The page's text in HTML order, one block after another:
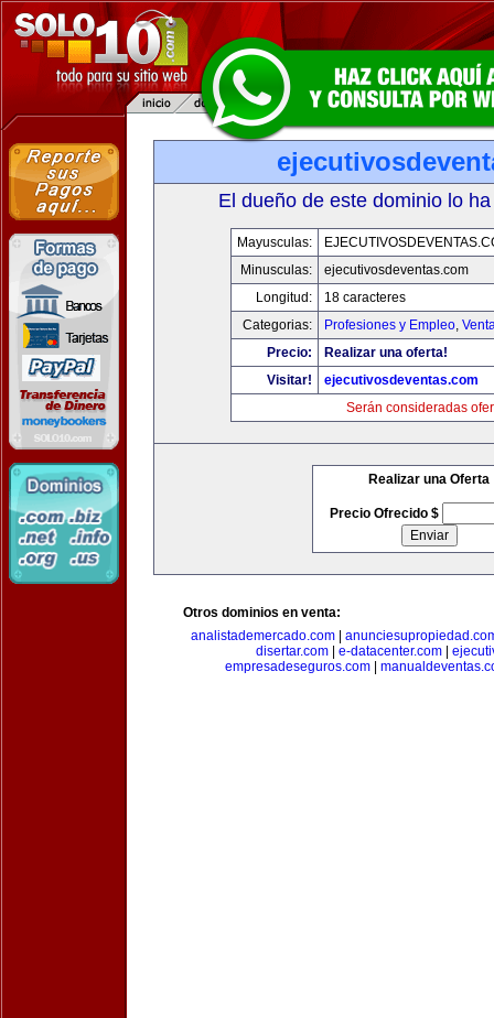
El dueño de este dominio lo
Mayusculas:
Minusculas:
ejecutivosdeventas.com
Longitud:
18 caracteres
Categorias:
Profesiones y Empleo,
Precio:
Realizar una oferta!
Visitar!
ejecutivosdeventas.com
Serán consideradas
Realizar una Oferta
Precio Ofrecido $
Otros dominios en venta:
analistademercado.com
disertar.com| e-datacenter.com|
empresadeseguros.com